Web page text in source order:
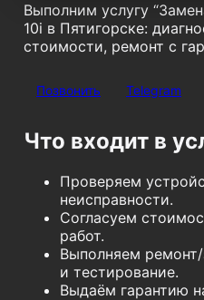
Выполним услугу
10i в Пятигорске:
стоимости, ремонт с
Позвонить Telegram
Что входит в
Проверяем
неисправности.
Согласуем
работ.
Выполняем
и тестирование.
Выдаём гарантию